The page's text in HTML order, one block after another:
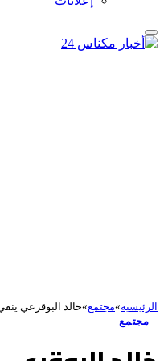
الرئيسية»مجتمع»خالد البوقرعي
مجتمع